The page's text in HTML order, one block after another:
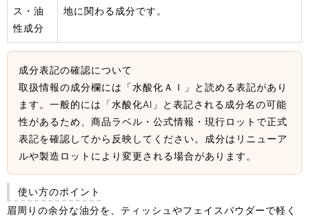
ス・油
性成分
地に関わる成分です。
成分表記の確認について
取扱情報の成分欄には「水酸化ＡＩ」と読める表記があり
ます。一般的には「水酸化Al」と表記される成分名の可能
性があるため、商品ラベル・公式情報・現行ロットで正式
表記を確認してから反映してください。成分はリニューア
ルや製造ロットにより変更される場合があります。
使い方のポイント
眉周りの余分な油分を、ティッシュやフェイスパウダーで軽く